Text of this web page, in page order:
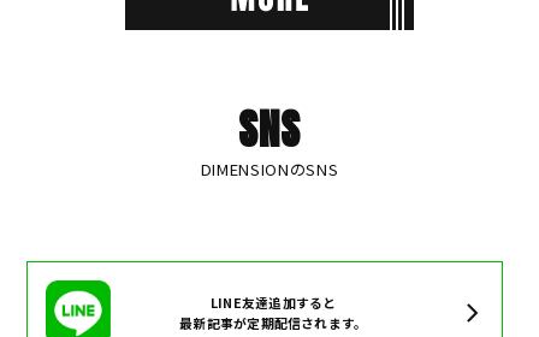
SNS
DIMENSIONのSNS
LINE友達追加すると
最新記事が定期配信されます。